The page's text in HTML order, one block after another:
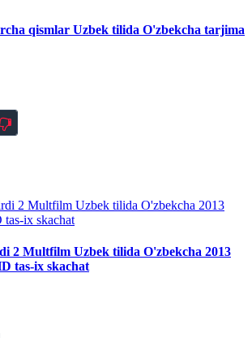
qismlar Uzbek tilida O'zbekcha tarjima
2 Multfilm Uzbek tilida O'zbekcha 2013
tas-ix skachat